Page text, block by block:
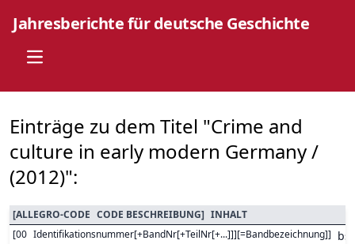
Jahresberichte für deutsche Geschichte
Open main menu
Einträge zu dem Titel "Crime and
culture in early modern Germany /
(2012)":
[ALLEGRO-CODE CODE BESCHREIBUNG] INHALT
[00 Identifikationsnummer[+BandNr[+TeilNr[+...]]][=Bandbezeichnung]]